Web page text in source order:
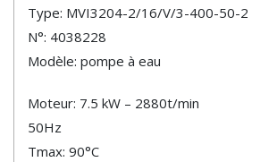
Type: MVI3204-2/16/V/3-400-50-2
N°: 4038228
Modèle: pompe à eau
Moteur: 7.5 kW – 2880t/min
50Hz
Tmax: 90°C